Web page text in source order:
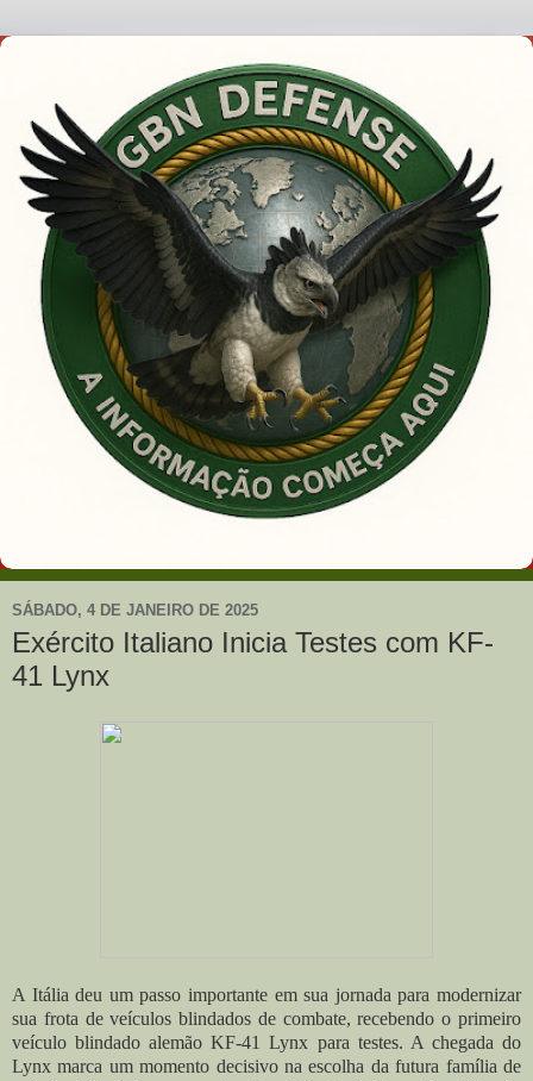
SÁBADO, 4 DE JANEIRO DE 2025
Exército Italiano Inicia Testes com KF-
41 Lynx
A Itália deu um passo importante em sua jornada para modernizar
sua frota de veículos blindados de combate, recebendo o primeiro
veículo blindado alemão KF-41 Lynx para testes. A chegada do
Lynx marca um momento decisivo na escolha da futura família de